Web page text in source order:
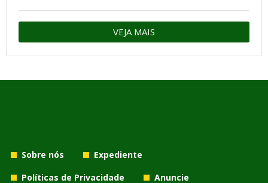
VEJA MAIS
Sobre nós
Expediente
Políticas de Privacidade
Anuncie